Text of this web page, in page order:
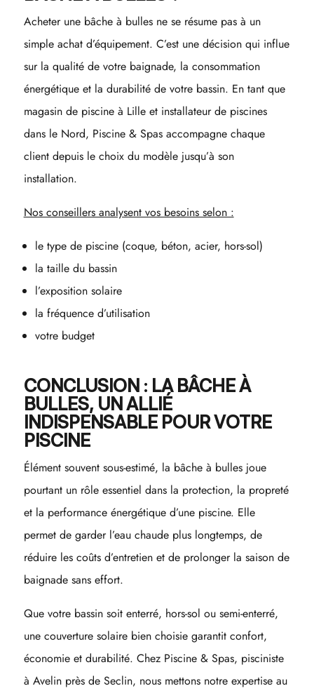
Acheter une bâche à bulles ne se résume pas à un
simple achat d’équipement. C’est une décision qui influe
sur la qualité de votre baignade, la consommation
énergétique et la durabilité de votre bassin. En tant que
magasin de piscine à Lille et installateur de piscines
dans le Nord, Piscine & Spas accompagne chaque
client depuis le choix du modèle jusqu’à son
installation.
Nos conseillers analysent vos besoins selon :
le type de piscine (coque, béton, acier, hors-sol)
la taille du bassin
l’exposition solaire
la fréquence d’utilisation
votre budget
CONCLUSION : LA BÂCHE À
BULLES, UN ALLIÉ
INDISPENSABLE POUR VOTRE
PISCINE
Élément souvent sous-estimé, la bâche à bulles joue
pourtant un rôle essentiel dans la protection, la propreté
et la performance énergétique d’une piscine. Elle
permet de garder l’eau chaude plus longtemps, de
réduire les coûts d’entretien et de prolonger la saison de
baignade sans effort.
Que votre bassin soit enterré, hors-sol ou semi-enterré,
une couverture solaire bien choisie garantit confort,
économie et durabilité. Chez Piscine & Spas, pisciniste
à Avelin près de Seclin, nous mettons notre expertise au